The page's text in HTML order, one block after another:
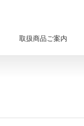
取扱商品ご案内